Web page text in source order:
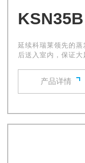
KSN35B
延续科瑞莱领先的
后送入室内，保证大
产品详情